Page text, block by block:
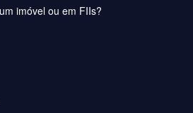
imóvel ou em FIIs?